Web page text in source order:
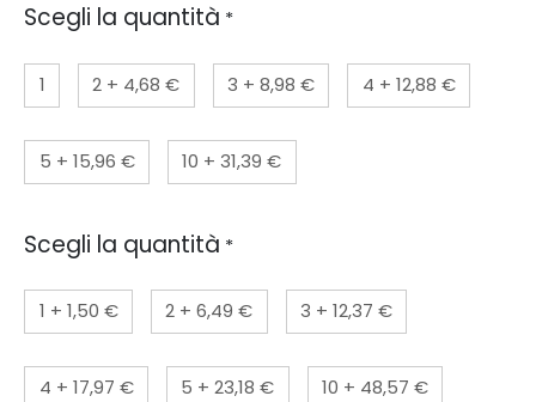
Scegli la quantità *
1 2 + 4,68 € 3 + 8,98 € 4 + 12,88 €
5 + 15,96 € 10 +31,39 €
Scegli la quantità *
1 + 1,50 € 2 +6,49 € 3 + 12,37 €
4 + 17,97 € 5 +23,18 € 10 + 48,57 €